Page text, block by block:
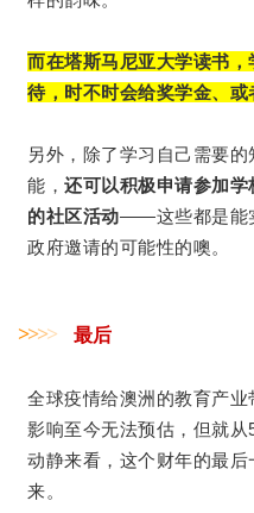
而在塔斯马尼亚大学读书
待，时不时会给奖学金、或
另外，除了学习自己需要
能，还可以积极申请参加
的社区活动——这些都是能
政府邀请的可能性的噢。
>>>> 最后
全球疫情给澳洲的教育产
影响至今无法预估，但就
动静来看，这个财年的最
来。